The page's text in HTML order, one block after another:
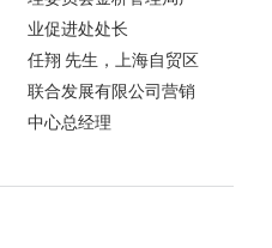
业促进处处长
任翔 先生，上海自贸区
联合发展有限公司营销
中心总经理